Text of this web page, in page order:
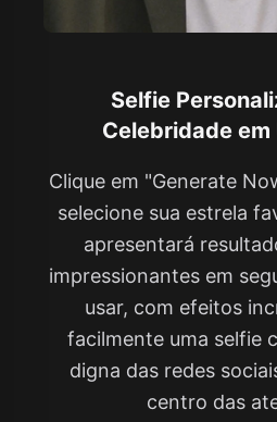
Selfie
Celebridade em
Clique em "Generate
selecione sua estrela
apresentará
impressionantes em
usar, com efeitos
facilmente uma selfie
digna das redes
centro das